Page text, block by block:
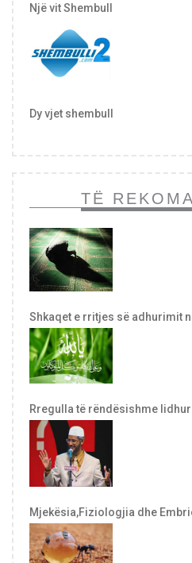
Një vit Shembull
Dy vjet shembull
TË
Shkaqet e rritjes së adhurimit
Rregulla të rëndësishme
Mjekësia,Fiziologjia dhe